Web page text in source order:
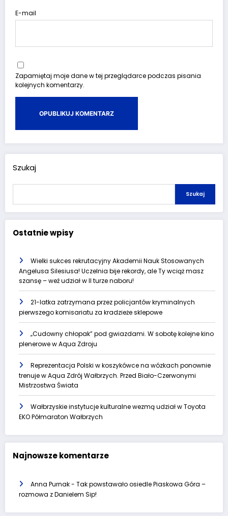
E-mail
Zapamiętaj moje dane w tej przeglądarce podczas pisania
kolejnych komentarzy.
Szukaj
Szukaj
Ostatnie wpisy
Wielki sukces rekrutacyjny Akademii Nauk Stosowanych
Angelusa Silesiusa! Uczelnia bije rekordy, ale Ty wciąż masz
szansę – weź udział w II turze naboru!
21-latka zatrzymana przez policjantów kryminalnych
pierwszego komisariatu za kradzieże sklepowe
„Cudowny chłopak” pod gwiazdami. W sobotę kolejne kino
plenerowe w Aqua Zdroju
Reprezentacja Polski w koszykówce na wózkach ponownie
trenuje w Aqua Zdrój Wałbrzych. Przed Biało-Czerwonymi
Mistrzostwa Świata
Wałbrzyskie instytucje kulturalne wezmą udział w Toyota
EKO Półmaraton Wałbrzych
Najnowsze komentarze
Anna Purnak- Tak powstawało osiedle Piaskowa Góra –
rozmowa z Danielem Sip!